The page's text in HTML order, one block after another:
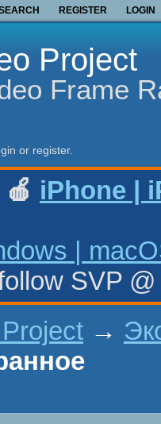
REGISTER LOGIN
Project
Frame
or register.
iPhone |
|
SVP
→